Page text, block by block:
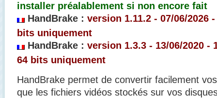
installer préalablement si non encore fait
HandBrake : version 1.11.2 - 07/06/2026
bits uniquement
HandBrake : version 1.3.3 - 13/06/2020 -
64 bits uniquement
HandBrake permet de convertir facilement
que les fichiers vidéos stockés sur vos